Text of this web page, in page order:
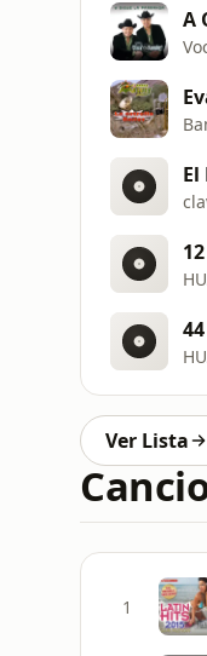
A
El
Ver Lista
1